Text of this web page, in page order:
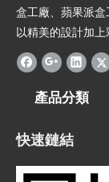
盒工廠、蘋果派
以精美的設計加
產品分類
快速鏈結